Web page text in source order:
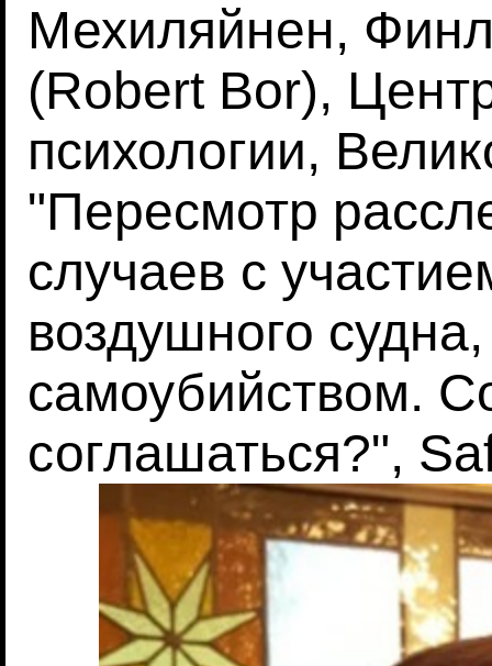
Мехиляйнен,
(Robert Bor),
психологии,
"Пересмотр
случаев с
воздушного
самоубийством.
соглашаться?",